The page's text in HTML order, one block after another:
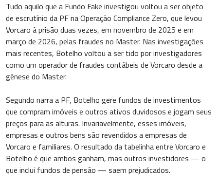
Tudo aquilo que a Fundo Fake investigou voltou a ser objeto
de escrutínio da PF na Operação Compliance Zero, que levou
Vorcaro à prisão duas vezes, em novembro de 2025 e em
março de 2026, pelas fraudes no Master. Nas investigações
mais recentes, Botelho voltou a ser tido por investigadores
como um operador de fraudes contábeis de Vorcaro desde a
gênese do Master.
Segundo narra a PF, Botelho gere fundos de investimentos
que compram imóveis e outros ativos duvidosos e jogam seus
preços para as alturas. Invariavelmente, esses imóveis,
empresas e outros bens são revendidos a empresas de
Vorcaro e familiares. O resultado da tabelinha entre Vorcaro e
Botelho é que ambos ganham, mas outros investidores — o
que inclui fundos de pensão — saem prejudicados.